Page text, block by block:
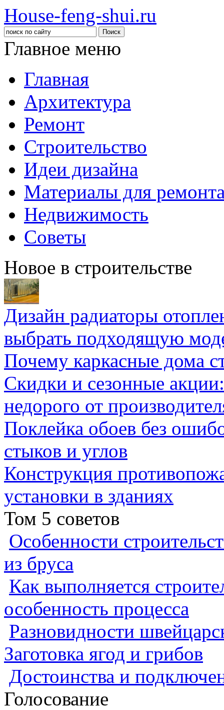
House-feng-shui.ru
Главное меню
Главная
Архитектура
Ремонт
Строительство
Идеи дизайна
Материалы для
Недвижимость
Советы
Новое в строительстве
Дизайн радиаторы
выбрать подходящую
Почему каркасные дома
Скидки и сезонные
недорого от
Поклейка обоев без
стыков и углов
Конструкция
установки в зданиях
Том 5 советов
Особенности
из бруса
Как выполняется
особенность процесса
Разновидности
Заготовка ягод и грибов
Достоинства и
Голосование